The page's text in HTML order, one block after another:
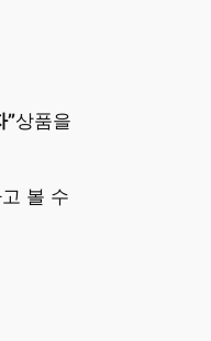
”상품을
볼 수